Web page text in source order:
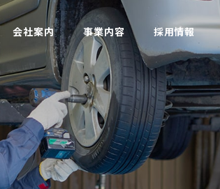
会社案内
ご挨拶
会社概要
事業所一覧
沿革
事業内容
照明柱
製缶加工
環境測定・分析
省エネ診断
採用情報
採用メッセージ
多種多彩な仕事
成長できる制度